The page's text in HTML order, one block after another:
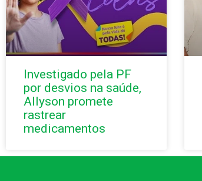
Investigado pela PF
por desvios na saúde,
Allyson promete
rastrear
medicamentos